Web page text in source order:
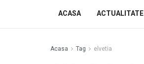
ACASA ACTUALITATE
Acasa Tag elvetia